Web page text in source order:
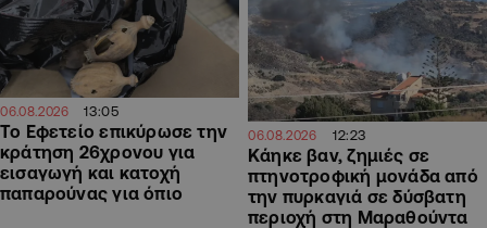
06.08.2026 13:05
Το Εφετείο επικύρωσε την
κράτηση 26χρονου για
εισαγωγή και κατοχή
παπαρούνας για όπιο
06.08.2026 12:23
Κάηκε βαν, ζημιές σε
πτηνοτροφική μονάδα από
την πυρκαγιά σε δύσβατη
περιοχή στη Μαραθούντα